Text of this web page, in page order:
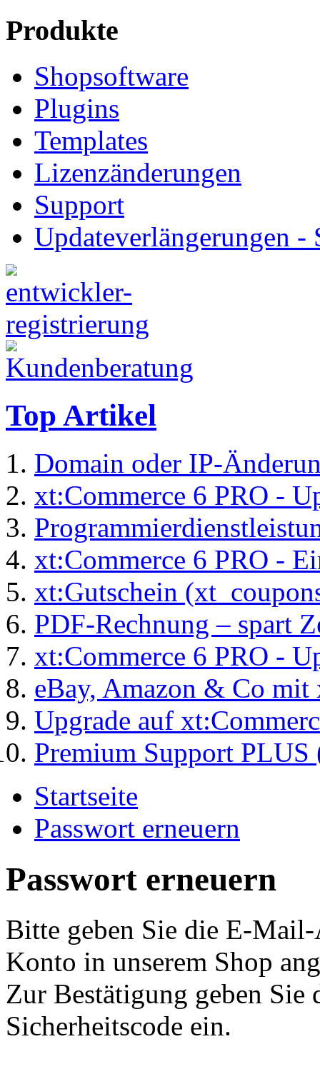
Produkte
Shopsoftware
Plugins
Templates
Lizenzänderungen
Support
Updateverlängerungen -
Top Artikel
Domain oder IP-
xt:Commerce 6 PRO -
xt:Commerce 6 PRO -
xt:Gutschein
PDF-Rechnung – spart
xt:Commerce 6 PRO -
eBay, Amazon & Co
Upgrade auf
Premium Support
Startseite
Passwort erneuern
Passwort erneuern
Bitte geben Sie die E-
Konto in unserem Shop
Zur Bestätigung geben Sie
Sicherheitscode ein.